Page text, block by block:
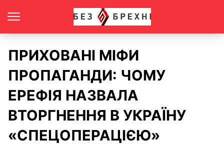
ПРИХОВАНІ МІФИ
ПРОПАГАНДИ: ЧОМУ
ЕРЕФІЯ НАЗВАЛА
ВТОРГНЕННЯ В УКРАЇНУ
«СПЕЦОПЕРАЦІЄЮ»